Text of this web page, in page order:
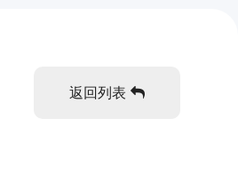
返回列表